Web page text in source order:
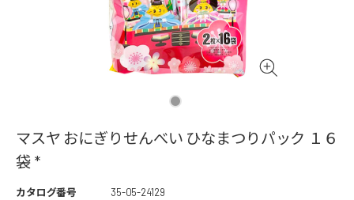
マスヤ おにぎりせんべい ひなまつりパック １６
袋 *
カタログ番号
35-05-24129